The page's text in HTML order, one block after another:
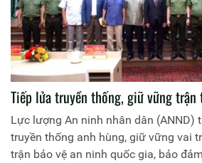
Tiếp lửa truyền thống, giữ vững trận
Lực lượng An ninh nhân dân (ANND)
truyền thống anh hùng, giữ vững vai
trận bảo vệ an ninh quốc gia, bảo